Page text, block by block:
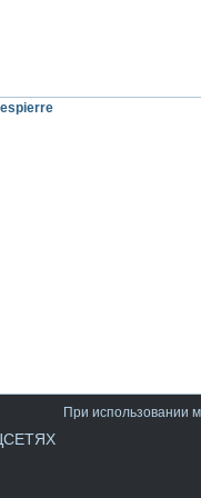
При использовании